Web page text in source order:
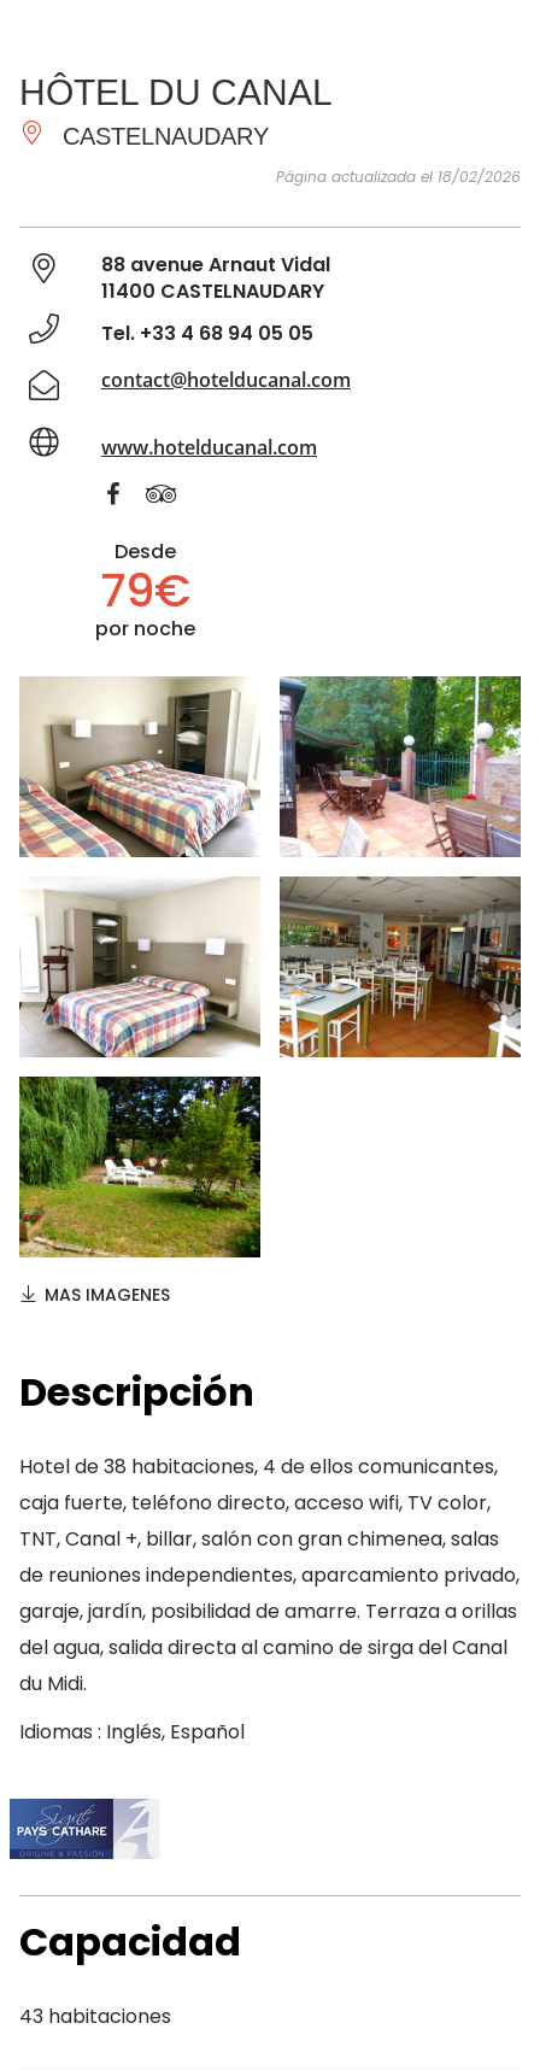
IMPRESCINDIBLES
HACER
HÔTEL DU CANAL
CASTELNAUDARY
Página actualizada el 18/02/2026
88 avenue Arnaut Vidal
11400 CASTELNAUDARY
Tel. +33 4 68 94 05 05
contact@hotelducanal.com
www.hotelducanal.com
Desde
79€
por noche
MAS IMAGENES
Descripción
Hotel de 38 habitaciones, 4 de ellos comunicantes,
caja fuerte, teléfono directo, acceso wifi, TV color,
TNT, Canal +, billar, salón con gran chimenea, salas
de reuniones independientes, aparcamiento privado,
garaje, jardín, posibilidad de amarre. Terraza a orillas
del agua, salida directa al camino de sirga del Canal
du Midi.
Idiomas : Inglés, Español
Capacidad
43 habitaciones